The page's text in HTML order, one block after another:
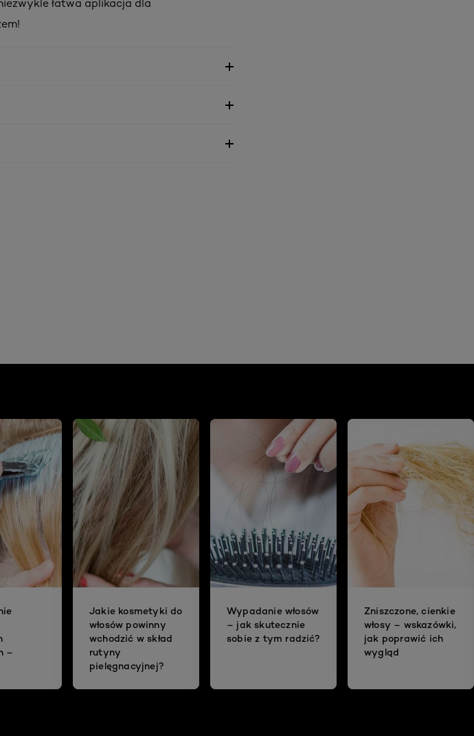
łatwa aplikacja dla
–
Jakie kosmetyki do
włosów powinny
wchodzić w skład
rutyny
pielęgnacyjnej?
Wypadanie włosów
– jak skutecznie
sobie z tym radzić?
Zniszczone, cienkie
włosy – wskazówki,
jak poprawić ich
wygląd